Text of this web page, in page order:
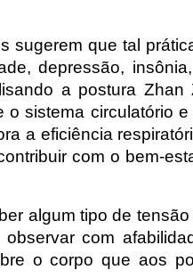
sugerem que tal
depressão,
a postura
sistema circulatório
a eficiência
com o bem-
algum tipo de
com
o corpo que aos